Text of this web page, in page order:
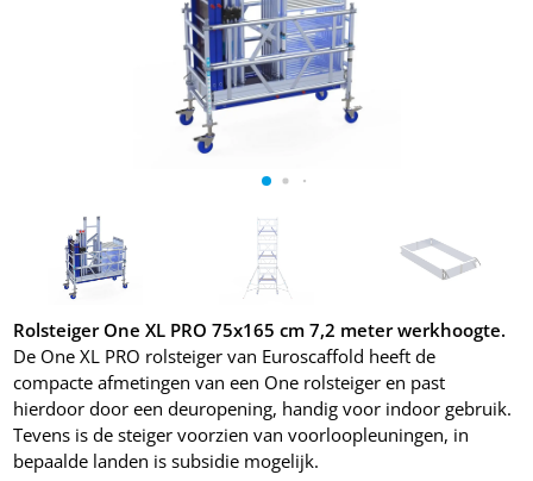
Rolsteiger One XL PRO 75x165 cm 7,2 meter werkhoogte.
De One XL PRO rolsteiger van Euroscaffold heeft de
compacte afmetingen van een One rolsteiger en past
hierdoor door een deuropening, handig voor indoor gebruik.
Tevens is de steiger voorzien van voorloopleuningen, in
bepaalde landen is subsidie mogelijk.